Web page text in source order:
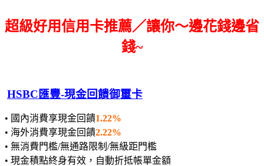
超級好用信用卡推薦／讓你～邊花錢邊省
錢~
HSBC匯豐-現金回饋御璽卡
• 國內消費享現金回饋1.22%
• 海外消費享現金回饋2.22%
• 無消費門檻/無通路限制/無級距門檻
• 現金積點終身有效，自動折抵帳單金額